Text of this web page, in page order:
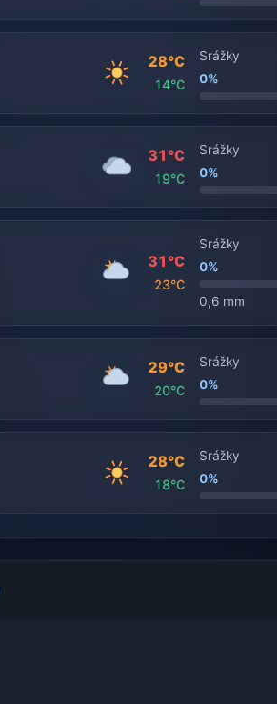
28°C
14°C
Srážky
0%
31°C
19°C
Srážky
0%
31°C
23°C
Srážky
0%
0,6 mm
29°C
20°C
Srážky
0%
28°C
18°C
Srážky
0%